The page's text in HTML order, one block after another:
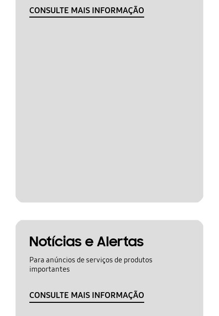
CONSULTE MAIS INFORMAÇÃO
Notícias e Alertas
Para anúncios de serviços de produtos
importantes
CONSULTE MAIS INFORMAÇÃO